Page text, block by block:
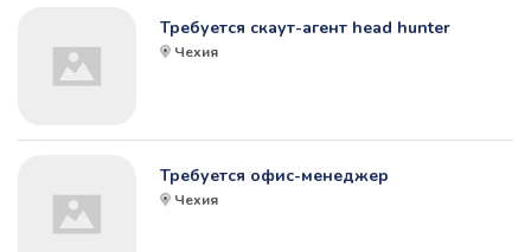
Требуется скаут-агент head hunter
Чехия
Требуется офис-менеджер
Чехия